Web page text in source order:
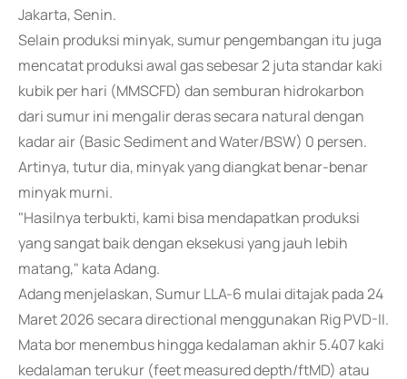
Jakarta, Senin.
Selain produksi minyak, sumur pengembangan itu juga
mencatat produksi awal gas sebesar 2 juta standar kaki
kubik per hari (MMSCFD) dan semburan hidrokarbon
dari sumur ini mengalir deras secara natural dengan
kadar air (Basic Sediment and Water/BSW) 0 persen.
Artinya, tutur dia, minyak yang diangkat benar-benar
minyak murni.
"Hasilnya terbukti, kami bisa mendapatkan produksi
yang sangat baik dengan eksekusi yang jauh lebih
matang," kata Adang.
Adang menjelaskan, Sumur LLA-6 mulai ditajak pada 24
Maret 2026 secara directional menggunakan Rig PVD-II.
Mata bor menembus hingga kedalaman akhir 5.407 kaki
kedalaman terukur (feet measured depth/ftMD) atau